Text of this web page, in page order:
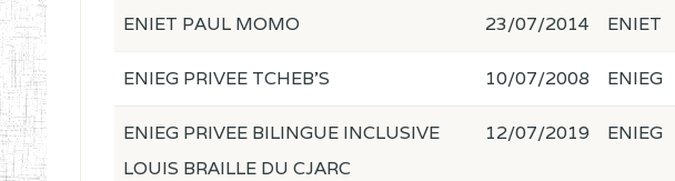
ENIET PAUL MOMO 23/07/2014 ENIET
ENIEG PRIVEE TCHEB'S 10/07/2008 ENIEG
ENIEG PRIVEE BILINGUE INCLUSIVE
LOUIS BRAILLE DU CJARC
12/07/2019 ENIEG